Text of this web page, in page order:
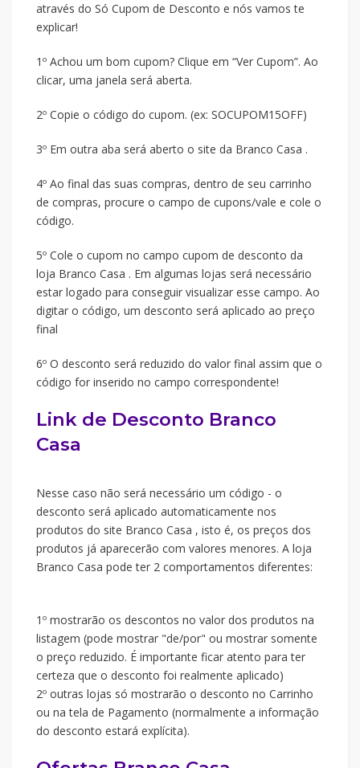
através do Só Cupom de Desconto e nós vamos te
explicar!
1º Achou um bom cupom? Clique em “Ver Cupom”. Ao
clicar, uma janela será aberta.
2º Copie o código do cupom. (ex: SOCUPOM15OFF)
3º Em outra aba será aberto o site da Branco Casa .
4º Ao final das suas compras, dentro de seu carrinho
de compras, procure o campo de cupons/vale e cole o
código.
5º Cole o cupom no campo cupom de desconto da
loja Branco Casa . Em algumas lojas será necessário
estar logado para conseguir visualizar esse campo. Ao
digitar o código, um desconto será aplicado ao preço
final
6º O desconto será reduzido do valor final assim que o
código for inserido no campo correspondente!
Link de Desconto Branco
Casa
Nesse caso não será necessário um código - o
desconto será aplicado automaticamente nos
produtos do site Branco Casa , isto é, os preços dos
produtos já aparecerão com valores menores. A loja
Branco Casa pode ter 2 comportamentos diferentes:
1º mostrarão os descontos no valor dos produtos na
listagem (pode mostrar "de/por" ou mostrar somente
o preço reduzido. É importante ficar atento para ter
certeza que o desconto foi realmente aplicado)
2º outras lojas só mostrarão o desconto no Carrinho
ou na tela de Pagamento (normalmente a informação
do desconto estará explícita).